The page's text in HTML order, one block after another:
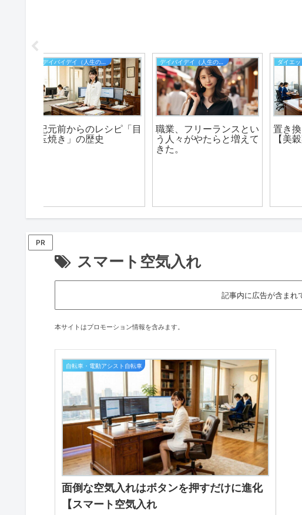
ダイエット・サポート
置き換えダイエット食
【美穀菜/ブルックス】
生活
安心な料金体系の【雨漏
り修理110番】
FX
松
ー
PR
スマート空気入れ
記事内に広告が含まれ
本サイトはプロモーション情報を含みます。
自転車・電動アシスト自転車
面倒な空気入れはボタンを押すだけに進化
【スマート空気入れ